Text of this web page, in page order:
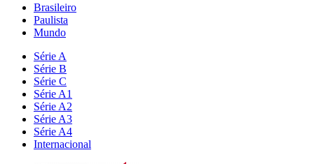
Brasileiro
Paulista
Mundo
Série A
Série B
Série C
Série A1
Série A2
Série A3
Série A4
Internacional